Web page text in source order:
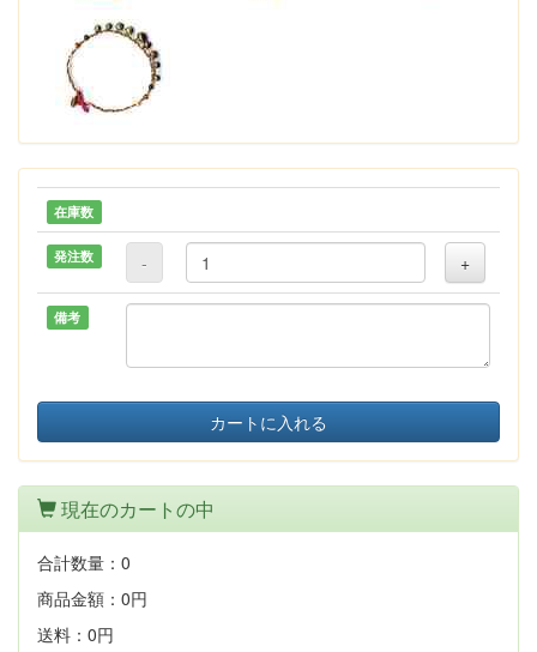
在庫数
発注数 - +
備考
カートに入れる
現在のカートの中
合計数量： 0
商品金額： 0円
送料： 0円